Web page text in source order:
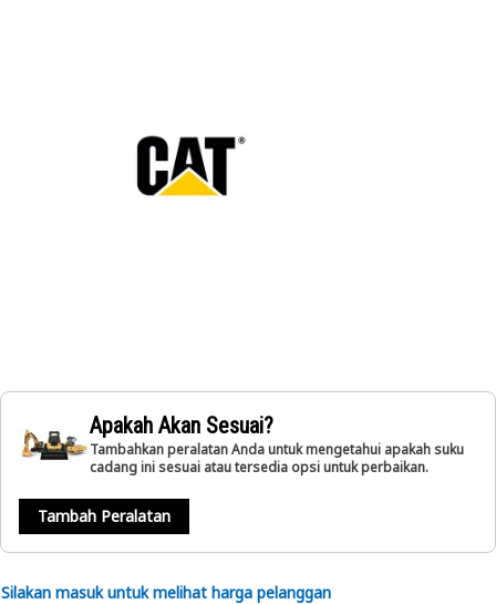
Apakah Akan Sesuai?
Tambahkan peralatan Anda untuk mengetahui apakah suku
cadang ini sesuai atau tersedia opsi untuk perbaikan.
Tambah Peralatan
Silakan masuk untuk melihat harga pelanggan